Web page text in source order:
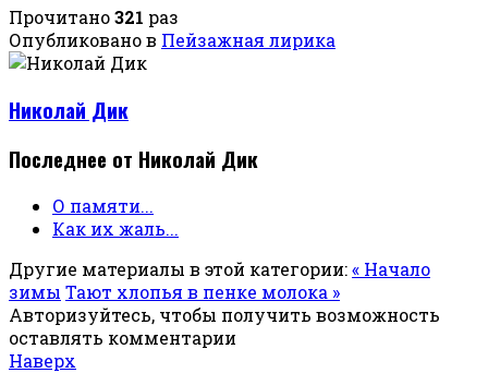
Прочитано321 раз
Опубликовано в Пейзажная лирика
Николай Дик
Последнее от Николай Дик
О памяти...
Как их жаль...
Другие материалы в этой категории:« Начало
зимы Тают хлопья в пенке молока »
Авторизуйтесь, чтобы получить возможность
оставлять комментарии
Наверх